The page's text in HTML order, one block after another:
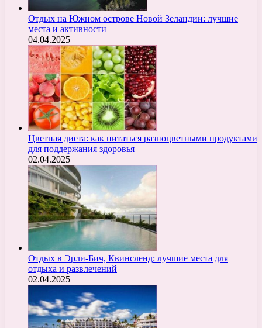
Отдых на Южном острове Новой Зеландии: лучшие
места и активности
04.04.2025
Цветная диета: как питаться разноцветными продуктами
для поддержания здоровья
02.04.2025
Отдых в Эрли-Бич, Квинсленд: лучшие места для
отдыха и развлечений
02.04.2025